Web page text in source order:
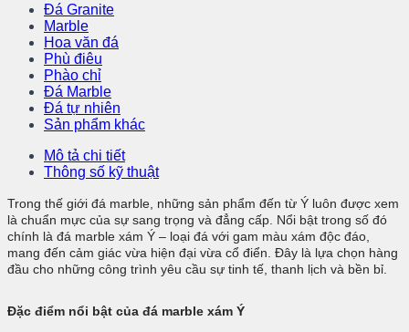
Đá Granite
Marble
Hoa văn đá
Phù điêu
Phào chỉ
Đá Marble
Đá tự nhiên
Sản phẩm khác
Mô tả chi tiết
Thông số kỹ thuật
Trong thế giới đá marble, những sản phẩm đến từ Ý luôn được xem
là chuẩn mực của sự sang trọng và đẳng cấp. Nổi bật trong số đó
chính là đá marble xám Ý – loại đá với gam màu xám độc đáo,
mang đến cảm giác vừa hiện đại vừa cổ điển. Đây là lựa chọn hàng
đầu cho những công trình yêu cầu sự tinh tế, thanh lịch và bền bỉ.
Đặc điểm nổi bật của đá marble xám Ý